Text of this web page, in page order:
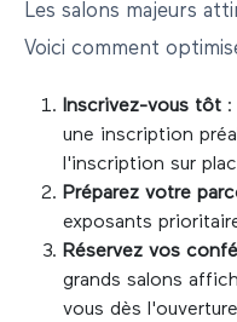
Les salons majeurs
Voici comment
Inscrivez-vous tôt :
une inscription
l'inscription sur
Préparez votre
exposants
Réservez vos
grands salons
vous dès